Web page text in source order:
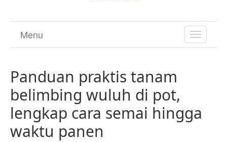
TOGGLE
Menu
Panduan praktis tanam
belimbing wuluh di pot,
lengkap cara semai hingga
waktu panen